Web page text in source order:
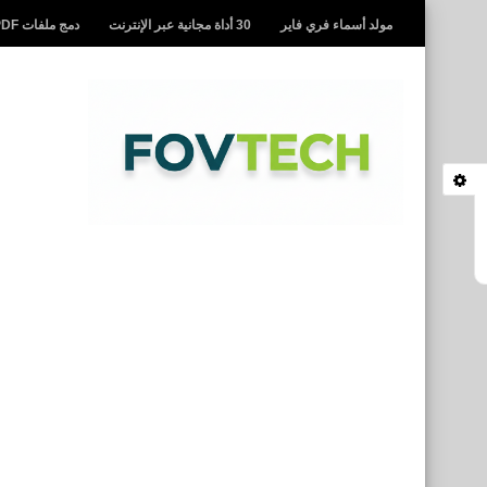
مولد أسماء فري فاير 30 أداة مجانية عبر الإنترنت دمج ملفات PDF